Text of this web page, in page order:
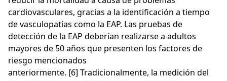
cardiovasculares, gracias a la identificación a tiempo
de vasculopatías como la EAP. Las pruebas de
detección de la EAP deberían realizarse a adultos
mayores de 50 años que presenten los factores de
riesgo mencionados
anteriormente. [6] Tradicionalmente, la medición del